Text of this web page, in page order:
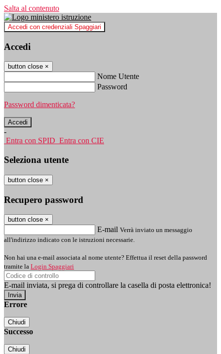
Salta al contenuto
Accedi con credenziali Spaggiari
Accedi
button close ×
Nome Utente
Password
Password dimenticata?
-
Entra con SPID Entra con CIE
Seleziona utente
button close ×
Recupero password
button close ×
E-mail Verrà inviato un messaggio
all'indirizzo indicato con le istruzioni necessarie.
Non hai una e-mail associata al nome utente? Effettua il reset della password
tramite la Login Spaggiari
E-mail inviata, si prega di controllare la casella di posta elettronica!
Errore
Chiudi
Successo
Chiudi